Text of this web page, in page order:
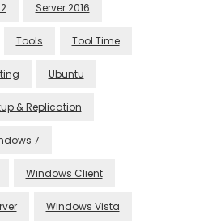
Server 2016
Tools Tool Time
Ubuntu
& Replication
7
Windows Client
Windows Vista